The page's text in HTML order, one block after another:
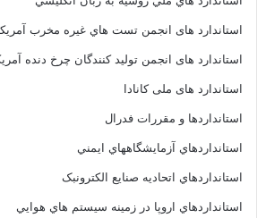
استاندارد های انجمن تست هاي غيره مخرب
استاندارد های انجمن توليد کنندگان چرخ دنده
استاندارد های ملی کانادا
استانداردها و مقررات فدرال
استانداردهاي آزمايشگاههاي ايمني
استانداردهاي اتحاديه صنايع الکترونبک
استانداردهاي اروپا در زمينه سيستم هاي هوايي